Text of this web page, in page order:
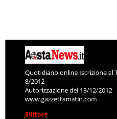
Quotidiano online Iscrizione al
8/2012
Autorizzazione del 13/12/2012
www.gazzettamatin.com
Editore